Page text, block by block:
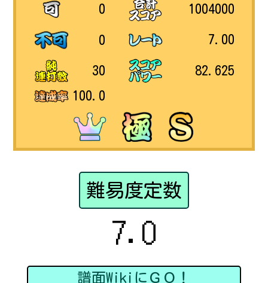
0
0
30
100.0
1004000
7.00
82.625
難易度定数
7.0
譜面WikiにＧＯ！